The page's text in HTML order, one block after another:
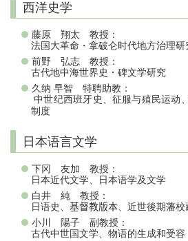
西洋史学
藤原 翔太 教授：
法国大革命・拿破仑时代地方治理研
前野 弘志 教授：
古代地中海世界史・碑文学研究
久纳 早智 特聘助教：
中世纪西班牙史、征服与殖民运动
制度
日本语言文学
下冈 友加 教授：
日本近代文学、日本语学及文学
白井 純 教授：
日语史、 基督教版本 、近世後期藩
小川 陽子 副教授：
古代中世国文学、物语的生成和受容